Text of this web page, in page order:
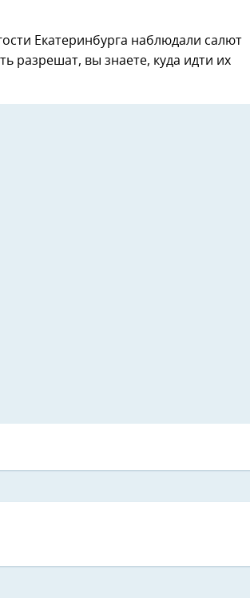
Екатеринбурга наблюдали салют
разрешат, вы знаете, куда идти их